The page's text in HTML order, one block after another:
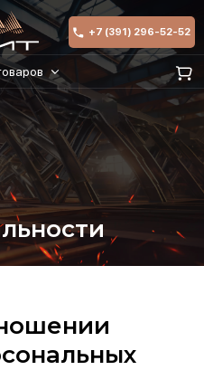
+7 (391) 296-52-52